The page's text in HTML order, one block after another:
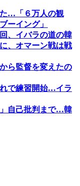
…「６万人の観
ーイング」
、イバラの道の韓
、オマーン戦は戦
ら監督を変えたの
で練習開始…イラ
」自己批判まで…韓